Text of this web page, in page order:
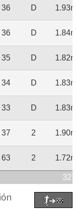
36 D 1.93m
36 D 1.84m
35 D 1.82m
34 D 1.83m
33 D 1.83m
37 2 1.90m
63 2 1.72m
32